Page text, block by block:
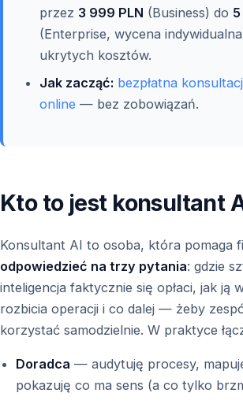
przez 3 999 PLN (Business) do
(Enterprise, wycena
ukrytych kosztów.
Jak zacząć: bezpłatna
online — bez zobowiązań.
Kto to jest konsultant
Konsultant AI to osoba, która pomaga
odpowiedzieć na trzy pytania: gdzie
inteligencja faktycznie się opłaci, jak ją
rozbicia operacji i co dalej — żeby
korzystać samodzielnie. W praktyce
Doradca — audytuję procesy,
pokazuję co ma sens (a co tylko